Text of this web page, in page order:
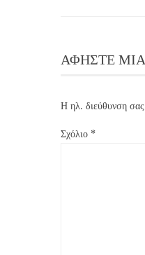
ΑΦΉΣΤΕ
Η ηλ. διεύθυνση σας
Σχόλιο *